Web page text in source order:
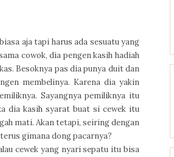
aja tapi harus ada sesuatu yang
cowok, dia pengen kasih hadiah
Besoknya pas dia punya duit dan
membelinya. Karena dia yakin
Sayangnya pemiliknya itu
dia kasih syarat buat si cewek itu
mati. Akan tetapi, seiring dengan
gimana dong pacarnya?
cewek yang nyari sepatu itu bisa